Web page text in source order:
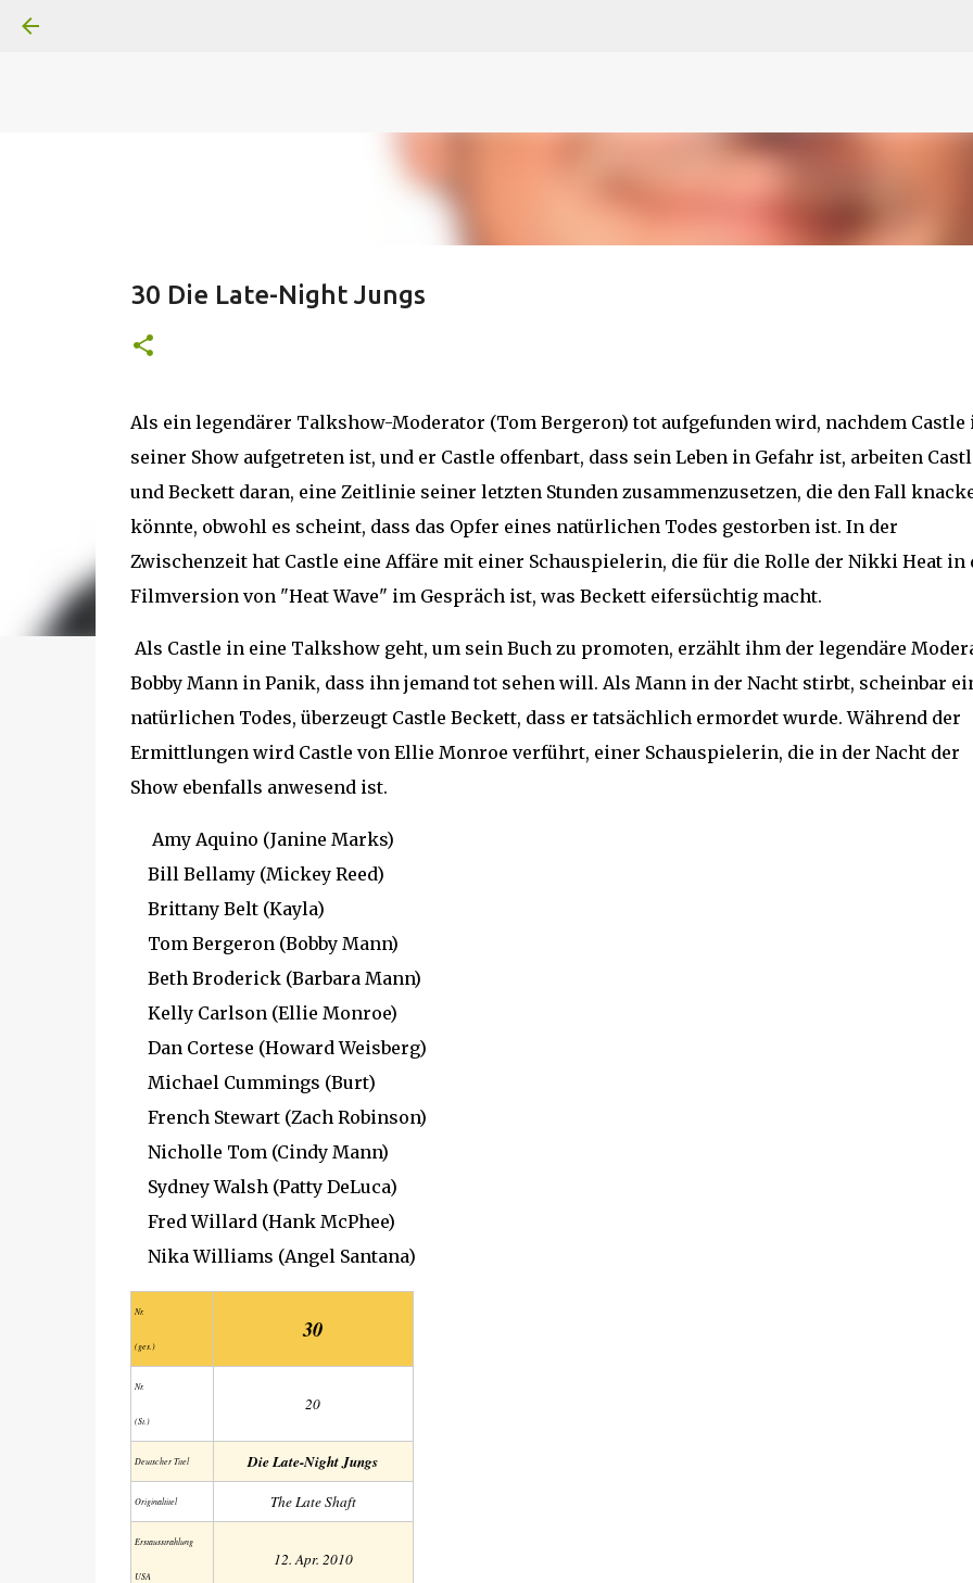
Superheldenserien
30 Die Late-Night Jungs
Als ein legendärer Talkshow-Moderator (Tom Bergeron) tot aufgefunden wird, nachdem Castle
seiner Show aufgetreten ist, und er Castle offenbart, dass sein Leben in Gefahr ist, arbeiten
und Beckett daran, eine Zeitlinie seiner letzten Stunden zusammenzusetzen, die den Fall
könnte, obwohl es scheint, dass das Opfer eines natürlichen Todes gestorben ist. In der
Zwischenzeit hat Castle eine Affäre mit einer Schauspielerin, die für die Rolle der Nikki Heat in
Filmversion von "Heat Wave" im Gespräch ist, was Beckett eifersüchtig macht.
Als Castle in eine Talkshow geht, um sein Buch zu promoten, erzählt ihm der legendäre
Bobby Mann in Panik, dass ihn jemand tot sehen will. Als Mann in der Nacht stirbt, scheinbar
natürlichen Todes, überzeugt Castle Beckett, dass er tatsächlich ermordet wurde. Während der
Ermittlungen wird Castle von Ellie Monroe verführt, einer Schauspielerin, die in der Nacht der
Show ebenfalls anwesend ist.
Amy Aquino (Janine Marks)
Bill Bellamy (Mickey Reed)
Brittany Belt (Kayla)
Tom Bergeron (Bobby Mann)
Beth Broderick (Barbara Mann)
Kelly Carlson (Ellie Monroe)
Dan Cortese (Howard Weisberg)
Michael Cummings (Burt)
French Stewart (Zach Robinson)
Nicholle Tom (Cindy Mann)
Sydney Walsh (Patty DeLuca)
Fred Willard (Hank McPhee)
Nika Williams (Angel Santana)
Nr.
(ges.)
30
Nr.
(St.)
20
Deutscher Titel Die Late-Night Jungs
Original­titel The Late Shaft
Erstaus­strahlung
USA
12. Apr. 2010